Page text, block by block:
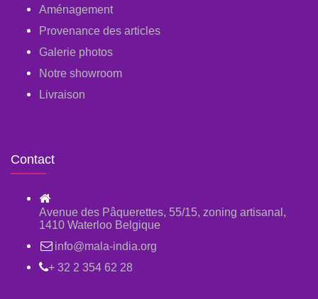
Aménagement
Provenance des articles
Galerie photos
Notre showroom
Livraison
Contact
Avenue des Pâquerettes, 55/15, zoning artisanal,
1410 Waterloo Belgique
info@mala-india.org
+ 32 2 354 62 28